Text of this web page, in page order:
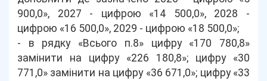
900,0», 2027 - цифрою «14 500,0», 2028 -
цифрою «16 500,0», 2029 - цифрою «18 500,0»;
- в рядку «Всього п.8» цифру «170 780,8»
замінити на цифру «226 180,8»; цифру «30
771,0» замінити на цифру «36 671,0»; цифру «33